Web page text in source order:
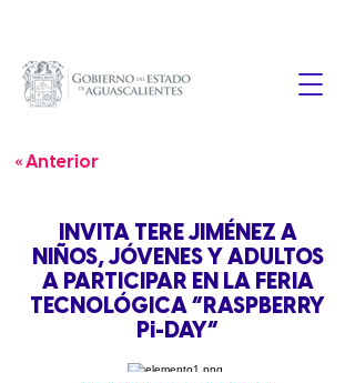
« Anterior
INVITA TERE JIMÉNEZ A
NIÑOS, JÓVENES Y ADULTOS
A PARTICIPAR EN LA FERIA
TECNOLÓGICA “RASPBERRY
Pi-DAY”